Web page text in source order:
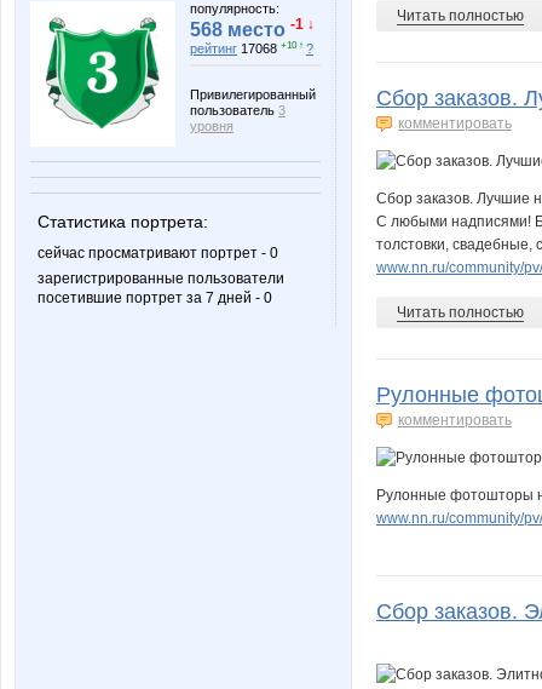
популярность:
568 место -1 ↓
рейтинг 17068 +10 ↑ ?
Привилегированный
пользователь 3
уровня
Статистика портрета:
сейчас просматривают портрет - 0
зарегистрированные пользователи
посетившие портрет за 7 дней - 0
Katty189 Katusik
MIKMIK
Mary5 Mila79
Neit
Schikanova
Читать полностью
Сбор заказов.
комментировать
Сбор заказов. Лучшие
С любыми надписями!
толстовки, свадебные,
www.nn.ru/community/
Читать полностью
Рулонные
комментировать
Рулонные фотошторы
www.nn.ru/community/
Сбор заказов.